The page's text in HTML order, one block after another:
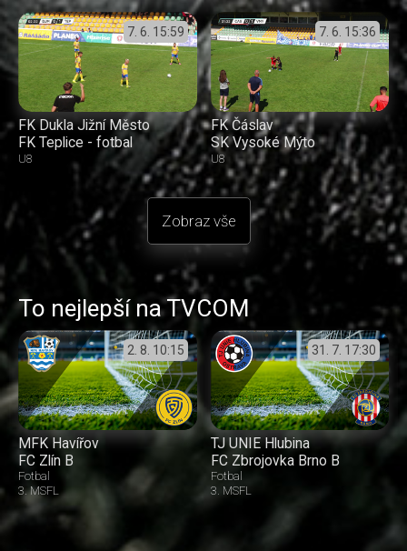
7. 6. 15:59
FK Dukla Jižní Město
FK Teplice - fotbal
U8
7. 6. 15:36
FK Čáslav
SK Vysoké Mýto
U8
Zobraz vše
To nejlepší na TVCOM
2. 8. 10:15
MFK Havířov
FC Zlín B
Fotbal
3. MSFL
31. 7. 17:30
TJ UNIE Hlubina
FC Zbrojovka Brno B
Fotbal
3. MSFL